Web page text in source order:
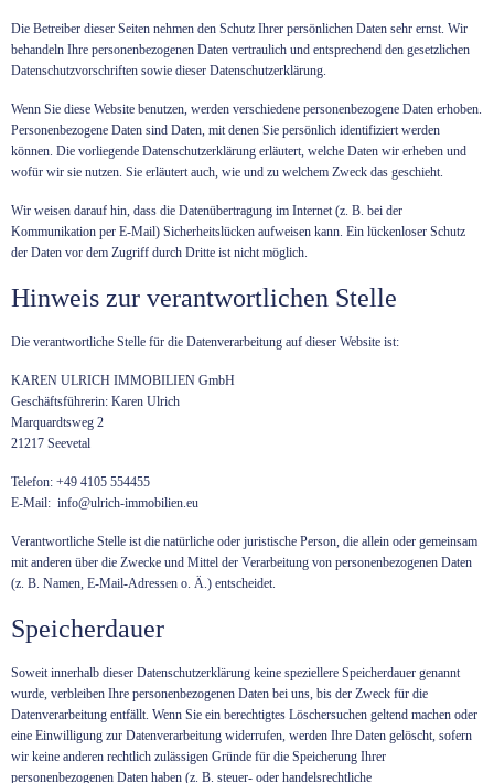
Die Betreiber dieser Seiten nehmen den Schutz Ihrer persönlichen Daten sehr ernst. Wir
behandeln Ihre personenbezogenen Daten vertraulich und entsprechend den gesetzlichen
Datenschutzvorschriften sowie dieser Datenschutzerklärung.
Wenn Sie diese Website benutzen, werden verschiedene personenbezogene Daten erhoben.
Personenbezogene Daten sind Daten, mit denen Sie persönlich identifiziert werden
können. Die vorliegende Datenschutzerklärung erläutert, welche Daten wir erheben und
wofür wir sie nutzen. Sie erläutert auch, wie und zu welchem Zweck das geschieht.
Wir weisen darauf hin, dass die Datenübertragung im Internet (z. B. bei der
Kommunikation per E-Mail) Sicherheitslücken aufweisen kann. Ein lückenloser Schutz
der Daten vor dem Zugriff durch Dritte ist nicht möglich.
Hinweis zur verantwortlichen Stelle
Die verantwortliche Stelle für die Datenverarbeitung auf dieser Website ist:
KAREN ULRICH IMMOBILIEN GmbH
Geschäftsführerin: Karen Ulrich
Marquardtsweg 2
21217 Seevetal
Telefon: +49 4105 554455
E-Mail: info@ulrich-immobilien.eu
Verantwortliche Stelle ist die natürliche oder juristische Person, die allein oder gemeinsam
mit anderen über die Zwecke und Mittel der Verarbeitung von personenbezogenen Daten
(z. B. Namen, E-Mail-Adressen o. Ä.) entscheidet.
Speicherdauer
Soweit innerhalb dieser Datenschutzerklärung keine speziellere Speicherdauer genannt
wurde, verbleiben Ihre personenbezogenen Daten bei uns, bis der Zweck für die
Datenverarbeitung entfällt. Wenn Sie ein berechtigtes Löschersuchen geltend machen oder
eine Einwilligung zur Datenverarbeitung widerrufen, werden Ihre Daten gelöscht, sofern
wir keine anderen rechtlich zulässigen Gründe für die Speicherung Ihrer
personenbezogenen Daten haben (z. B. steuer- oder handelsrechtliche